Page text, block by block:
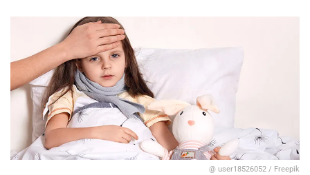
@ user18526052 / Freepik